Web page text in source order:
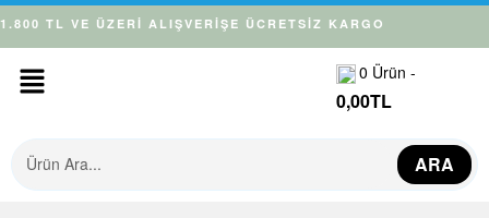
1.800 TL VE ÜZERİ ALIŞVERİŞE ÜCRETSİZ KARGO
0 Ürün -
0,00TL
ARA